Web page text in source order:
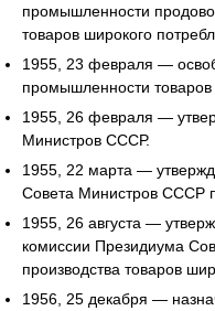
промышленности
товаров широкого
1955, 23 февраля —
промышленности
1955, 26 февраля —
Министров СССР.
1955, 22 марта —
Совета Министров СССР
1955, 26 августа —
комиссии Президиума
производства товаров
1956, 25 декабря —